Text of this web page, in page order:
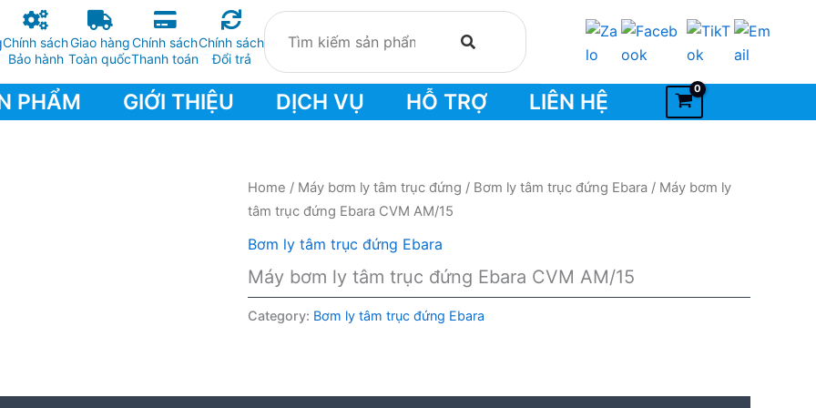
Chính sách
Bảo hành
Giao hàng
Toàn quốc
Chính sách
Thanh toán
Chính sách
Đổi trả
PHẨM GIỚI THIỆU DỊCH VỤ HỖ TRỢ LIÊN HỆ
Home / Máy bơm ly tâm trục đứng / Bơm ly tâm trục đứng Ebara / Máy bơm ly
tâm trục đứng Ebara CVM AM/15
Bơm ly tâm trục đứng Ebara
Máy bơm ly tâm trục đứng Ebara CVM AM/15
Category: Bơm ly tâm trục đứng Ebara